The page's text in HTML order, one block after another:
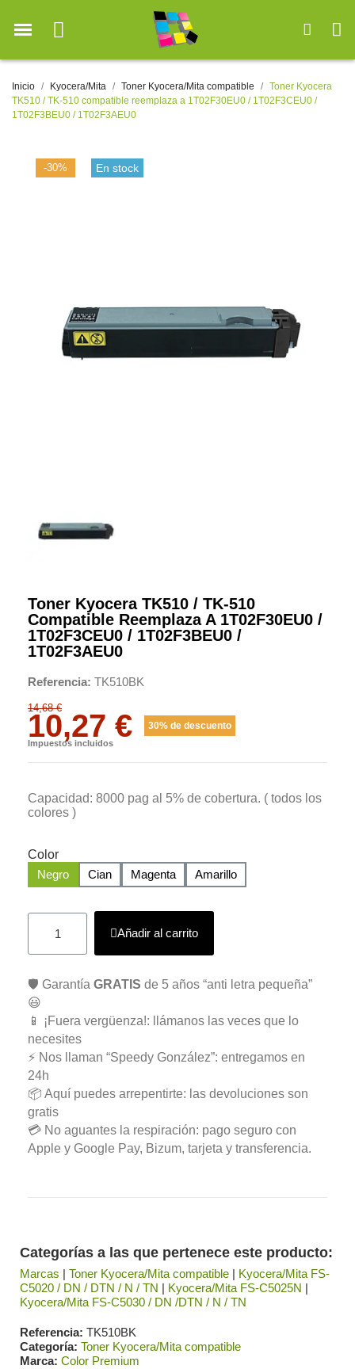
Inicio Kyocera/Mita Toner Kyocera/Mita compatible
Toner Kyocera
TK510 / TK-510 compatible reemplaza a 1T02F30EU0 / 1T02F3CEU0 /
1T02F3BEU0 / 1T02F3AEU0
-30% En stock
Toner Kyocera TK510 / TK-510
Compatible Reemplaza A 1T02F30EU0 /
1T02F3CEU0 / 1T02F3BEU0 /
1T02F3AEU0
Referencia TK510BK
14,68 €
10,27 € 30% de descuento
Impuestos incluidos
Capacidad: 8000 pag al 5% de cobertura. ( todos los
colores )
Color
Negro
Cian Magenta Amarillo
Añadir al carrito
🛡️ Garantía GRATIS de 5 años “anti letra pequeña”
😃
📱 ¡Fuera vergüenza!: llámanos las veces que lo
necesites
⚡ Nos llaman “Speedy González”: entregamos en
24h
📦 Aquí puedes arrepentirte: las devoluciones son
gratis
💳 No aguantes la respiración: pago seguro con
Apple y Google Pay, Bizum, tarjeta y transferencia.
Categorías a las que pertenece este producto:
Marcas | Toner Kyocera/Mita compatible | Kyocera/Mita FS-
C5020 / DN / DTN / N / TN | Kyocera/Mita FS-C5025N |
Kyocera/Mita FS-C5030 / DN /DTN / N / TN
Referencia TK510BK
Categoría Toner Kyocera/Mita compatible
Marca Color Premium